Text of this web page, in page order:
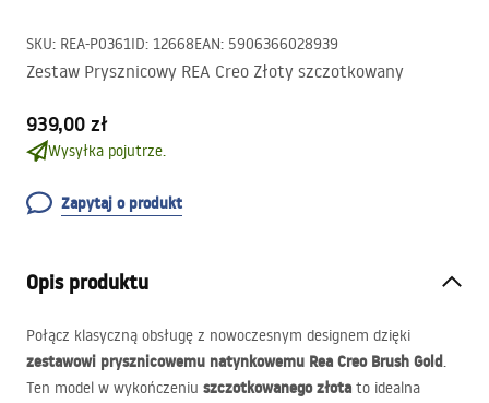
SKU: REA-P0361ID: 12668EAN: 5906366028939
Zestaw Prysznicowy REA Creo Złoty szczotkowany
939,00 zł
Wysyłka pojutrze.
Zapytaj o produkt
Opis produktu
Połącz klasyczną obsługę z nowoczesnym designem dzięki
zestawowi prysznicowemu natynkowemu Rea Creo Brush Gold.
Ten model w wykończeniu szczotkowanego złota to idealna